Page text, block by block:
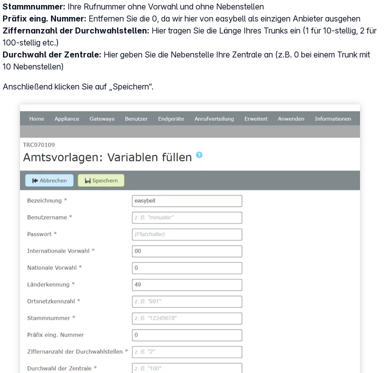
Stammnummer: Ihre Rufnummer ohne Vorwahl und ohne Nebenstellen
Präfix eing. Nummer: Entfernen Sie die 0, da wir hier von easybell als einzigen Anbieter ausgehen
Ziffernanzahl der Durchwahlstellen: Hier tragen Sie die Länge Ihres Trunks ein (1 für 10-stellig, 2 für
100-stellig etc.)
Durchwahl der Zentrale: Hier geben Sie die Nebenstelle Ihre Zentrale an (z.B. 0 bei einem Trunk mit
10 Nebenstellen)
Anschließend klicken Sie auf „Speichern“.
Show larger version